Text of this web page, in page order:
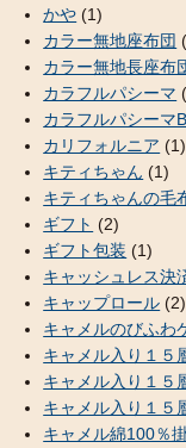
かや (1)
カラー無地座布団
カラー無地長座布
カラフルパシーマ
カラフルパシーマ
カリフォルニア (1)
キティちゃん (1)
キティちゃんの毛
ギフト (2)
ギフト包装 (1)
キャッシュレス決
キャップロール (2)
キャメルのびふわ
キャメル入り１５
キャメル入り１５
キャメル入り１５
キャメル綿100％